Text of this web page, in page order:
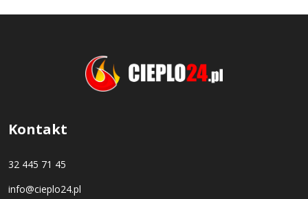
Kontakt
32 445 71 45
info@cieplo24.pl